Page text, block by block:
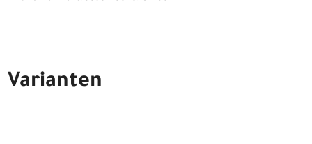
Varianten